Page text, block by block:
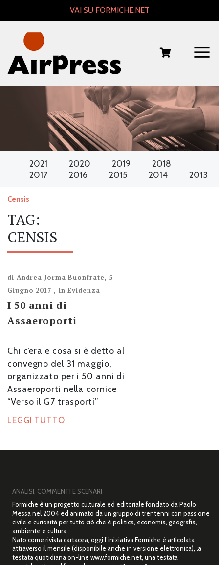
VAI SU FORMICHE.NET
2021 2020 2019
2018
2017
2016 2015 2014 2013
Censis
TAG:
CENSIS
di Andrea Jorma Buonfrate, 5
Giugno 2017 , In Evidenza
I 50 anni di
Assaeroporti
Chi c’era e cosa si è detto al
convegno del 31 maggio,
organizzato per i 50 anni di
Assaeroporti nella cornice
“Verso il G7 trasporti”
LEGGI TUTTO
ANALISI, COMMENTI E SCENARI
Formiche è un progetto culturale ed editoriale fondato da Paolo
Messa nel 2004 ed animato da un gruppo di trentenni con passione
civile e curiosità per tutto ciò che è politica, economia, geografia,
ambiente e cultura.
Nato come rivista cartacea, oggi l’iniziativa Formiche è articolata
attraverso il mensile (disponibile anche in versione elettronica), la
testata quotidiana on-line www.formiche.net, una testata